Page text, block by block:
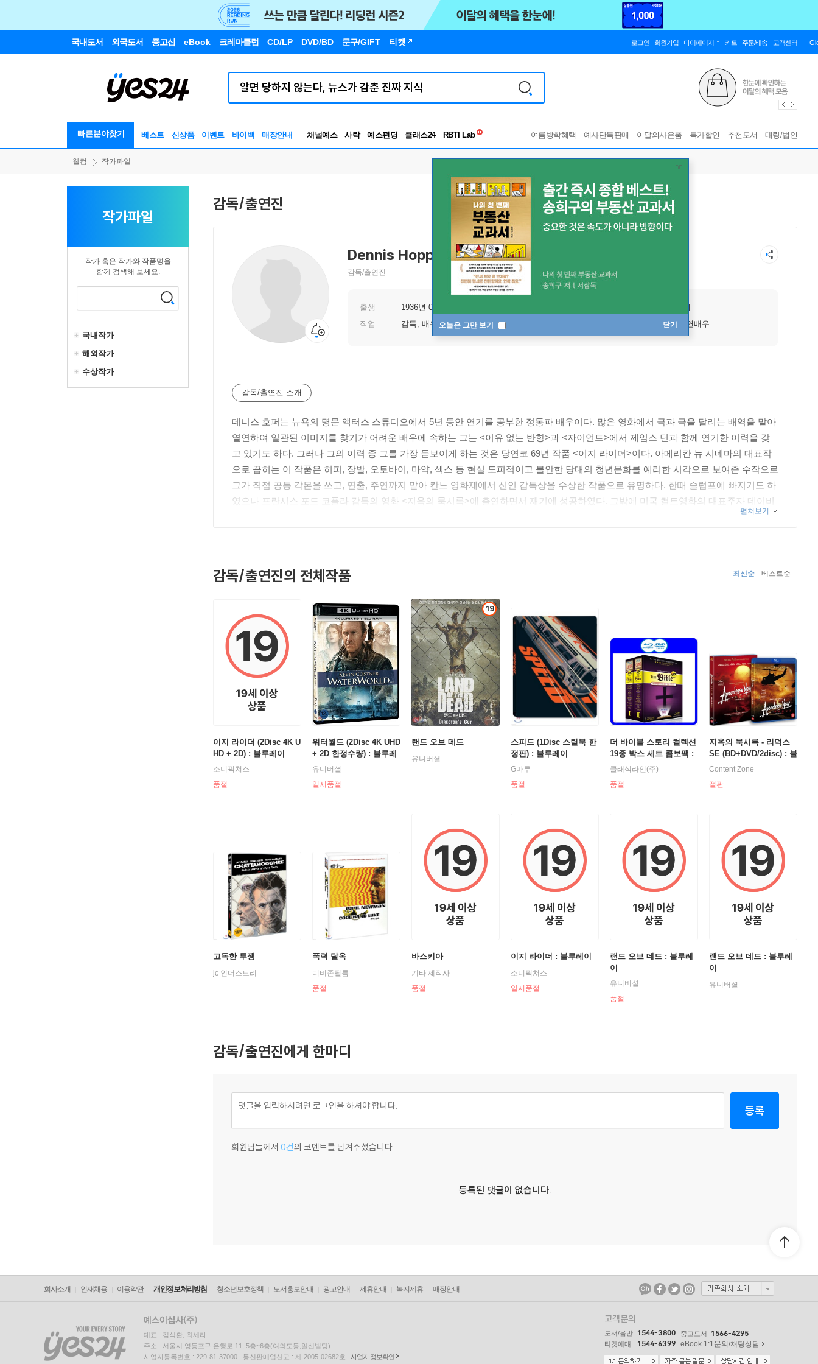
국내도서 외국도서 중고샵 eBook 크레마클럽 CD/LP DVD/BD 문구/GIFT 티켓 로그인 회원가입 마이페이지 카트 주문/배송 고객센터
빠른분야찾기 베스트 신상품 이벤트 바이백 매장안내 채널예스 사락 예스펀딩 클래스24
RBTI Lab
독서유형검사
여름방학혜택 예사단독판매 이달의사은품 특가할인 추천도서 대량/법인
오늘은 그만 보기 닫기
웰컴 작가파일
작가파일
작가 혹은 작가와 작품명을
함께 검색해 보세요.
국내작가
해외작가
수상작가
감독/출연진
Dennis Hopper
데니스 호퍼
감독/출연진
출생 1936년 05월 17일
미국 캔사스주 닷지 시티
직업
감독, 배우 이유없는 반항(1955)|주연배우
감독/출연진 소개
데니스 호퍼는 뉴욕의 명문 액터스 스튜디오에서 5년 동안 연기를 공부한 정통파 배우이다. 많은 영화에서 극과 극을 달리는 배역을 맡아
열연하여 일관된 이미지를 찾기가 어려운 배우에 속하는 그는 <이유 없는 반항>과 <자이언트>에서 제임스 딘과 함께 연기한 이력을 갖
고 있기도 하다. 그러나 그의 이력 중 그를 가장 돋보이게 하는 것은 당연코 69년 작품 <이지 라이더>이다. 아메리칸 뉴 시네마의 대표작
으로 꼽히는 이 작품은 히피, 장발, 오토바이, 마약, 섹스 등 현실 도피적이고 불안한 당대의 청년문화를 예리한 시각으로 보여준 수작으로
그가 직접 공동 각본을 쓰고, 연출, 주연까지 맡아 칸느 영화제에서 신인 감독상을 수상한 작품으로 유명하다. 한때 슬럼프에 빠지기도 하
였으나 프란시스 포드 코폴라 감독의 영화 <지옥의 묵시록>에 출연하면서 재기에 성공하였다. 그밖에 미국 컬트영화의 대표주자 데이비
드 린치 감독의 작품 <블루 벨벳>에 출연하여 연기력을 과시하기도 한 데니스 호퍼는 <스피드>, <워터 월드>에서는 형편없는 악당으로
이지라이더(1969)|감독
이지라이더(1969)|주연배우
고전영화상영회-이지라이더(1969)|감독
이지라이더(1969)|주연배우
이지라이더(1969)|감독
블루 벨벳(1986)|주연배우
블랙 위도우(1986)|주연배우
범죄와의 전쟁(1988)|감독
뒤로 가는 남과 여(1989)|감독
뒤로 가는 남과 여(1989)|감독
뒤로 가는 남과 여(1989)|주연배우
뒤로 가는 남과 여(1989)|주연배우
트루 로맨스(1993)|주연배우
스피드(1994)|주연배우
워터월드(1995)|주연배우
프랭키 더 플라이(1996)|주연배우
스페이스 트러커 (1997)|주연배우
탑 오브 더 월드(1997)|주연배우
로드 앤드(1997)|주연배우
생방송 에드TV(1999)|주연배우
씨커(2001)|주연배우
팔레르모 슈팅(2008)|주연배우
펼쳐보기
감독/출연진의 전체작품 최신순 베스트순
이지 라이더 (2Disc 4K U
HD + 2D) : 블루레이
소니픽쳐스
품절
워터월드 (2Disc 4K UHD
+ 2D 한정수량) : 블루레
이
유니버셜
일시품절
19
랜드 오브 데드
유니버셜
스피드 (1Disc 스틸북 한
정판) : 블루레이
G마루
품절
더 바이블 스토리 컬렉션
19종 박스 세트 콤보팩 :
블루레이+DVD
클래식라인(주)
품절
지옥의 묵시록 - 리덕스
SE (BD+DVD/2disc) : 블
루레이
Content Zone
절판
고독한 투쟁
jc 인더스트리
폭력 탈옥
디비존필름
품절
바스키아
기타 제작사
품절
이지 라이더 : 블루레이
소니픽쳐스
일시품절
랜드 오브 데드 : 블루레
이
유니버셜
품절
랜드 오브 데드 : 블루레
이
유니버셜
감독/출연진에게 한마디
등록
회원님들께서 0건의 코멘트를 남겨주셨습니다.
등록된 댓글이 없습니다.
회사소개 인재채용 이용약관 개인정보처리방침 청소년보호정책 도서홍보안내 광고안내 제휴안내 복지제휴 매장안내
대표 : 김석환, 최세라
주소 : 서울시 영등포구 은행로 11, 5층~6층(여의도동,일신빌딩)
사업자등록번호 : 229-81-37000 통신판매업신고 : 제 2005-02682호
사업자 정보확인
고객문의
도서/음반 1544-3800 중고도서 1566-4295
티켓예매 1544-6399 eBook 1:1문의/채팅상담